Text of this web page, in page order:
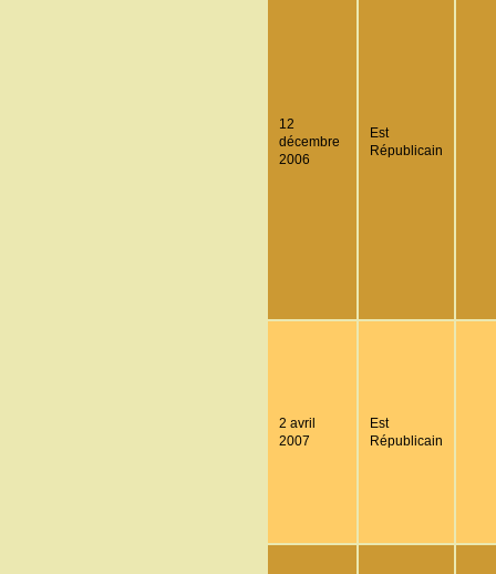
12
décembre
2006
Est
Républicain
2 avril
2007
Est
Républicain